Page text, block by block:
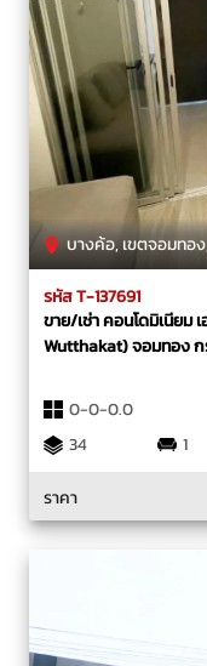
บางค้อ, เขตจอมทอ
รหัส T-137691
ขาย/เช่า คอนโดมิเนียม
Wutthakat) จอมทอง
0-0-0.0
34
1
ราคา